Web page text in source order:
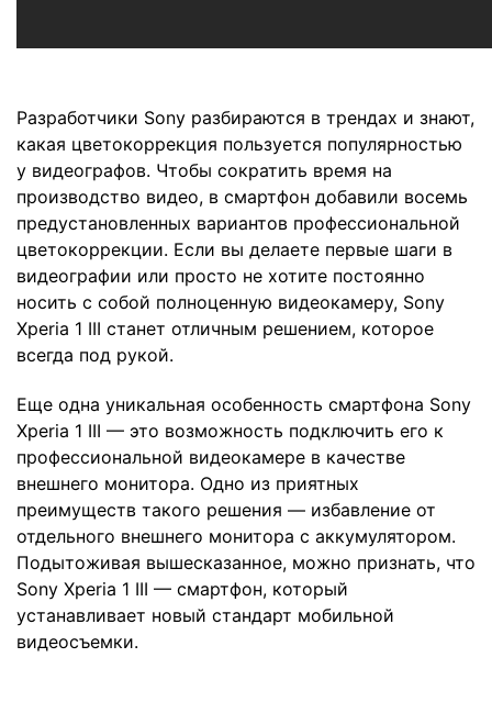
Разработчики Sony разбираются в трендах и знают,
какая цветокоррекция пользуется популярностью
у видеографов. Чтобы сократить время на
производство видео, в смартфон добавили восемь
предустановленных вариантов профессиональной
цветокоррекции. Если вы делаете первые шаги в
видеографии или просто не хотите постоянно
носить с собой полноценную видеокамеру, Sony
Xperia 1 III станет отличным решением, которое
всегда под рукой.
Еще одна уникальная особенность смартфона Sony
Xperia 1 III — это возможность подключить его к
профессиональной видеокамере в качестве
внешнего монитора. Одно из приятных
преимуществ такого решения — избавление от
отдельного внешнего монитора с аккумулятором.
Подытоживая вышесказанное, можно признать, что
Sony Xperia 1 III — смартфон, который
устанавливает новый стандарт мобильной
видеосъемки.